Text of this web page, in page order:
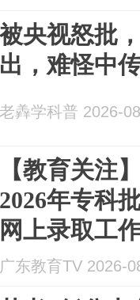
被央视怒批
出，难怪中
老羴学科普 2026-
【教育关注
2026年专科
网上录取工
广东教育TV 2026-